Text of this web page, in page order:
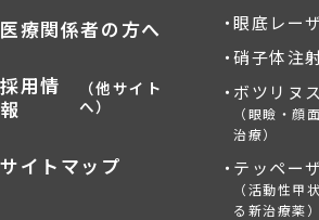
眼底レー
硝子体注
ボツリヌ
（眼瞼・顔
治療）
テッペーザ
（活動性甲
る新治療薬）
医療関係者の方へ
採用情
報
（他サイト
へ）
サイトマップ